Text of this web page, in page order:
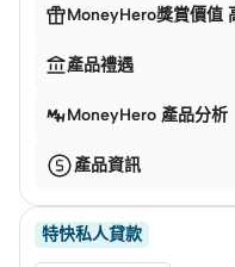
MoneyHero獎賞價值
產品禮遇
MoneyHero 產品分析
產品資訊
特快私人貸款